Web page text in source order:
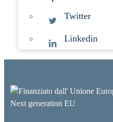
Twitter
Linkedin